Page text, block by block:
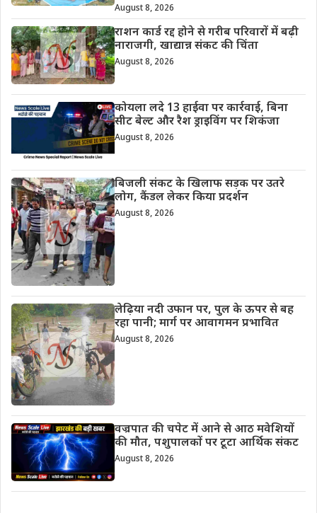
August 8, 2026
राशन कार्ड रद्द होने से गरीब परिवारों में बढ़ी
नाराजगी, खाद्यान्न संकट की चिंता
August 8, 2026
कोयला लदे 13 हाईवा पर कार्रवाई, बिना
सीट बेल्ट और रैश ड्राइविंग पर शिकंजा
August 8, 2026
बिजली संकट के खिलाफ सड़क पर उतरे
लोग, कैंडल लेकर किया प्रदर्शन
August 8, 2026
लेढ़िया नदी उफान पर, पुल के ऊपर से बह
रहा पानी; मार्ग पर आवागमन प्रभावित
August 8, 2026
वज्रपात की चपेट में आने से आठ मवेशियों
की मौत, पशुपालकों पर टूटा आर्थिक संकट
August 8, 2026